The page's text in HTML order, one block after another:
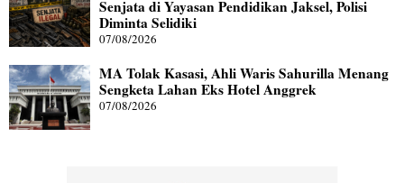
Senjata di Yayasan Pendidikan Jaksel, Polisi
Diminta Selidiki
07/08/2026
MA Tolak Kasasi, Ahli Waris Sahurilla Menang
Sengketa Lahan Eks Hotel Anggrek
07/08/2026